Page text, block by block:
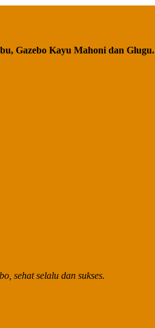
Gazebo Kayu Mahoni dan Glugu.
sehat selalu dan sukses.